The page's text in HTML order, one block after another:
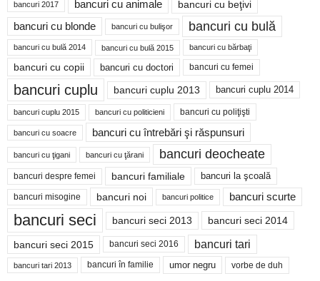
bancuri 2017 bancuri cu animale bancuri cu beţivi
bancuri cu blonde bancuri cu bulişor bancuri cu bulă
bancuri cu bulă 2014 bancuri cu bulă 2015 bancuri cu bărbaţi
bancuri cu copii bancuri cu doctori bancuri cu femei
bancuri cuplu bancuri cuplu 2013 bancuri cuplu 2014
bancuri cuplu 2015 bancuri cu politicieni bancuri cu poliţişti
bancuri cu soacre bancuri cu întrebări şi răspunsuri
bancuri cu ţigani bancuri cu ţărani bancuri deocheate
bancuri despre femei bancuri familiale bancuri la şcoală
bancuri misogine bancuri noi bancuri politice bancuri scurte
bancuri seci bancuri seci 2013 bancuri seci 2014
bancuri seci 2015 bancuri seci 2016 bancuri tari
bancuri tari 2013 bancuri în familie umor negru vorbe de duh